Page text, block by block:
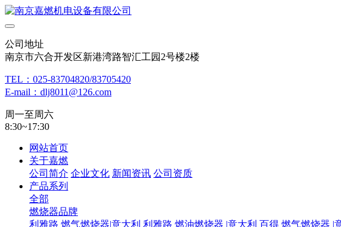
公司地址
南京市六合开发区新港湾路智汇工园2号楼2楼
TEL：025-83704820/83705420
E-mail：dlj8011@126.com
周一至周六
8:30~17:30
网站首页
关于嘉燃
公司简介 企业文化 新闻资讯 公司资质
产品系列
全部
燃烧器品牌
利雅路 燃气燃烧器|意大利 利雅路 燃油燃烧器 |意大利 百得 燃气燃烧器 |